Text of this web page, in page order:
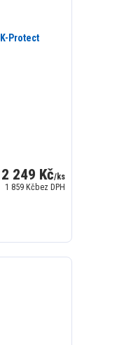
2 249 Kč/ks
1 859 Kčbez DPH